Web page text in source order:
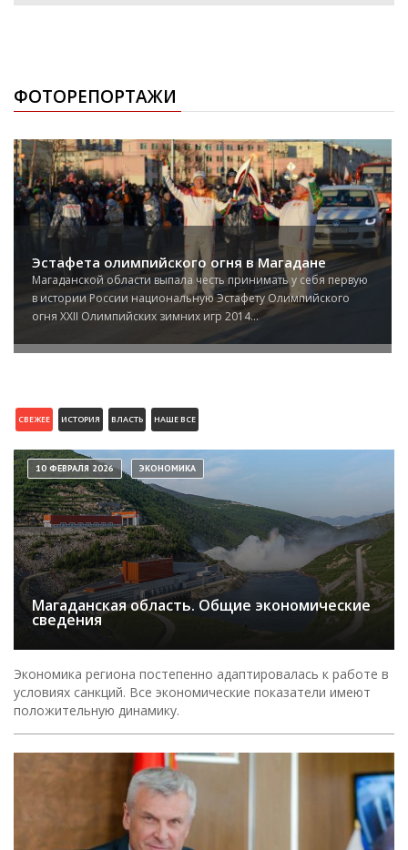
ФОТОРЕПОРТАЖИ
Эстафета олимпийского огня в Магадане
Магаданской области выпала честь принимать у себя первую
в истории России национальную Эстафету Олимпийского
огня XXII Олимпийских зимних игр 2014...
СВЕЖЕЕ ИСТОРИЯ ВЛАСТЬ НАШЕ ВСЕ
Магаданская область. Общие экономические
сведения
10 ФЕВРАЛЯ 2026 ЭКОНОМИКА
Экономика региона постепенно адаптировалась к работе в
условиях санкций. Все экономические показатели имеют
положительную динамику.